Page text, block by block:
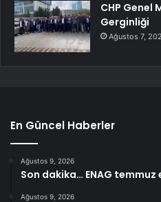
CHP Genel
Gerginliği
Ağustos 7,
En Güncel Haberler
Ağustos 9, 2026
Son dakika… ENAG temmuz
Ağustos 9, 2026